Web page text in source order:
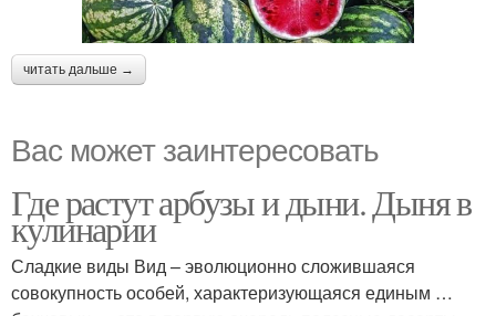
читать дальше →
Вас может заинтересовать
Где растут арбузы и дыни. Дыня в
кулинарии
Сладкие виды Вид – эволюционно сложившаяся
совокупность особей, характеризующаяся единым …